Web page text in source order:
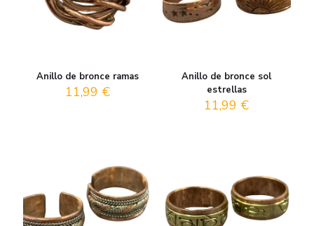
Anillo de bronce ramas
11,99 €
Anillo de bronce sol
estrellas
11,99 €